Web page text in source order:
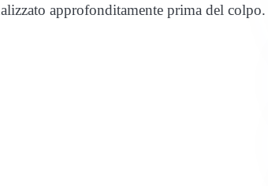
approfonditamente prima del colpo.